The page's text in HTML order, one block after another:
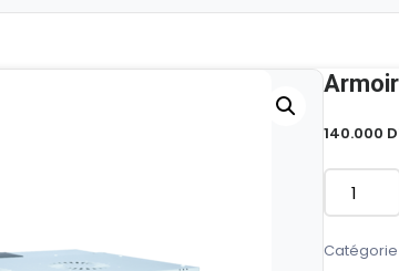
140.000
quantité
Armoire
Catégorie